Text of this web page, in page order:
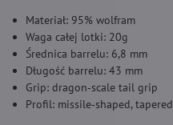
Materiał: 95% wolfram
Waga całej lotki: 20g
Średnica barrelu: 6,8 mm
Długość barrelu: 43 mm
Grip: dragon‑scale tail grip
Profil: missile‑shaped, tapered